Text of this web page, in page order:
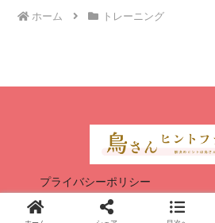
ホーム トレーニング
プライバシーポリシー
© 2022 鳥さんヒント